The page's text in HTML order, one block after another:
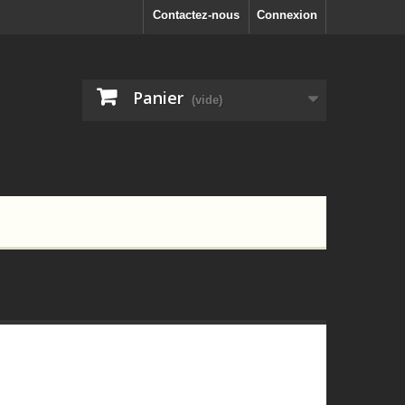
Connexion
Contactez-nous
Panier (vide)